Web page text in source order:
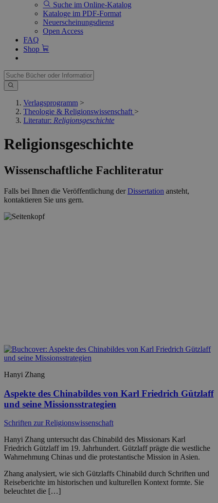
Suche im Online-Katalog
Kataloge im PDF-Format
Neuerscheinungsdienst
Open Access
FAQ
Shop
Verlagsprogramm >
Theologie & Religionswissenschaft >
Literatur: Religionsgeschichte
Religionsgeschichte
Wissenschaftliche Fachliteratur
Falls bei Ihnen die Veröffentlichung derDissertation ansteht,
kontaktieren Sie uns gern.
Hanyi Zhang
Aspekte des Chinabildes von Karl Friedrich Gützlaff
und seine Missionsstrategien
Schriften zur Religionswissenschaft
Hanyi Zhang untersucht das Chinabild des Missionars Karl
Friedrich Gützlaff im 19. Jahrhundert. Gützlaff prägte die westliche
Wahrnehmung Chinas und die protestantische Mission in Asien.
Zhang analysiert, wie sich Gützlaffs Chinabild durch Schriften und
Reiseberichte im historischen und kulturellen Kontext formte. Sie
beleuchtet die […]